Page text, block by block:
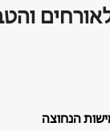
הנחוצה